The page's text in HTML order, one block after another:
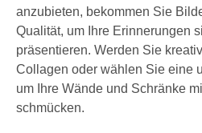
anzubieten, bekommen Sie
Qualität, um Ihre Erinnerungen
präsentieren. Werden Sie
Collagen oder wählen Sie eine
um Ihre Wände und Schränke
schmücken.